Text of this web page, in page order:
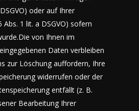
oder auf Ihrer
Abs. 1 lit. a DSGVO) sofern
von Ihnen im
Daten verbleiben
zur Löschung auffordern, Ihre
widerrufen oder der
entfällt (z. B.
Bearbeitung Ihrer